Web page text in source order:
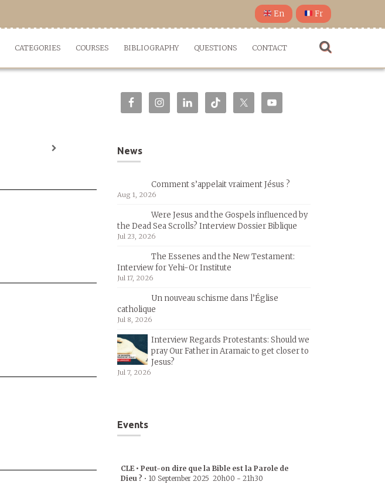
En Fr
CATEGORIES COURSES BIBLIOGRAPHY QUESTIONS CONTACT
News
Comment s’appelait vraiment Jésus ?
Aug 1, 2026
Were Jesus and the Gospels influenced by
the Dead Sea Scrolls? Interview Dossier Biblique
Jul 23, 2026
The Essenes and the New Testament:
Interview for Yehi-Or Institute
Jul 17, 2026
Un nouveau schisme dans l’Église
catholique
Jul 8, 2026
Interview Regards Protestants: Should we
pray Our Father in Aramaic to get closer to
Jesus?
Jul 7, 2026
Events
CLE • Peut-on dire que la Bible est la Parole de
Dieu ? • 10 September 2025 20h00 - 21h30